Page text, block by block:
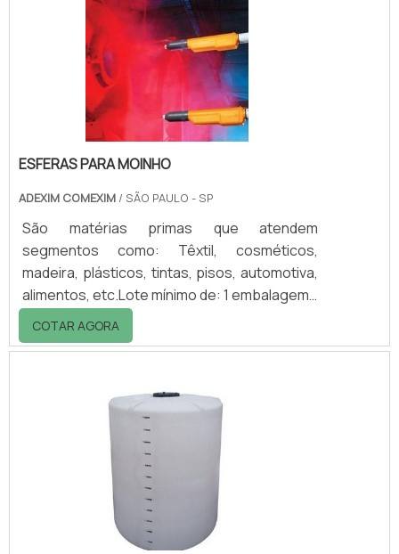
externas, pois o material resiste as
condiÃ§Ãµes de sol e chuva.Possui um
mecanismo que possibilita a retirada dos
sacos, um a um,.
ESFERAS PARA MOINHO
ADEXIM COMEXIM / SÃO PAULO - SP
São matérias primas que atendem
segmentos como: Têxtil, cosméticos,
madeira, plásticos, tintas, pisos, automotiva,
alimentos, etc.Lote mínimo de: 1 embalagem -
20kgSaiba as características do
produtoCaso a moagem realizada possua
utilize esferas para moinho com um diâmetro
menor, pois assim a tela de saída será de
acordo, ou seja, as esferas devem ser três
vezes maiores que o diâmetro da tela de
saída.Quando a moagem.
COTAR AGORA